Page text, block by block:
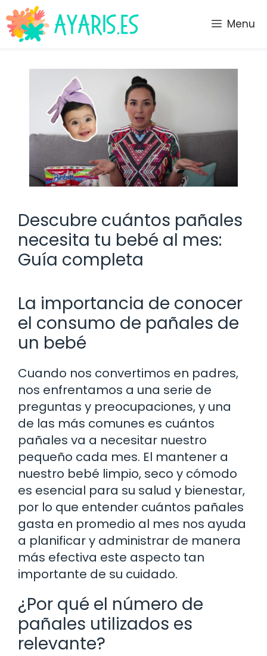
Saltar
al
contenido
Menu
Descubre cuántos pañales
necesita tu bebé al mes:
Guía completa
La importancia de conocer
el consumo de pañales de
un bebé
Cuando nos convertimos en padres,
nos enfrentamos a una serie de
preguntas y preocupaciones, y una
de las más comunes es cuántos
pañales va a necesitar nuestro
pequeño cada mes. El mantener a
nuestro bebé limpio, seco y cómodo
es esencial para su salud y bienestar,
por lo que entender cuántos pañales
gasta en promedio al mes nos ayuda
a planificar y administrar de manera
más efectiva este aspecto tan
importante de su cuidado.
¿Por qué el número de
pañales utilizados es
relevante?